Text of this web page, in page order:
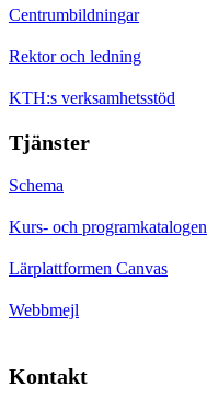
Centrumbildningar
Rektor och ledning
KTH:s verksamhetsstöd
Tjänster
Schema
Kurs- och programkatalogen
Lärplattformen Canvas
Webbmejl
Kontakt